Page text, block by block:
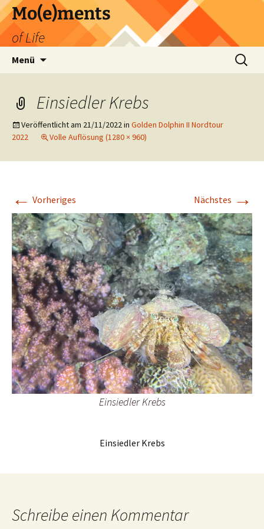
Zum
Inhalt
springen
Mo(e)ments
of Life
Menü
Suchen
nach:
Einsiedler Krebs
Veröffentlicht am 21/11/2022in Golden Dolphin II Nordtour
2022
Volle Auflösung (1280 × 960)
← Vorheriges Nächstes →
Einsiedler Krebs
Einsiedler Krebs
Schreibe einen Kommentar